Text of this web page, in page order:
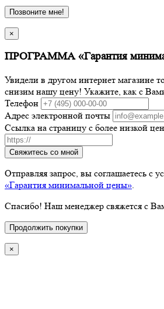
Позвоните мне!
×
ПРОГРАММА «Гарантия
Увидели в другом интернет магазине
снизим нашу цену! Укажите, как с Вами
Телефон
Адрес электронной почты
Ссылка на страницу с более низкой
Свяжитесь со мной
Отправляя запрос, вы соглашаетесь с
«Гарантия минимальной цены».
Спасибо! Наш менеджер свяжется с
Продолжить покупки
×